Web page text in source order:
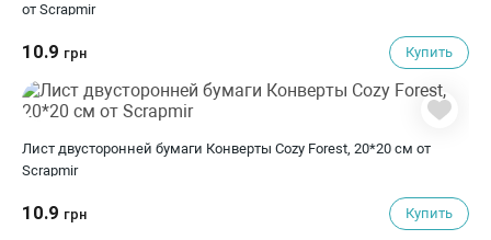
от Scrapmir
10.9 грн Купить
Лист двусторонней бумаги Конверты Cozy Forest, 20*20 см от
Scrapmir
10.9 грн Купить